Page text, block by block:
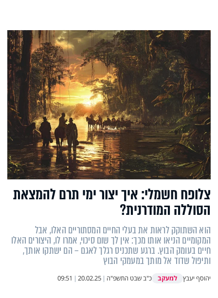
צלופח חשמלי: איך יצור ימי תרם להמצאת
הסוללה המודרנית?
הוא השתוקק לראות את בעלי החיים המסתוריים האלו, אבל
המקומיים הניאו אותו מכך: אין לך שום סיכוי, אמרו לו, היצורים האלו
חיים בעומק הבוץ. ברגע שתכניס רגלך לאגם – הם ישתקו אותך,
ותיפול שדוד אל מותך במעמקי הבוץ
יהוסף יעבץ למעקב כ"ב שבט התשפ"ה |
20.02.25
|
09:51